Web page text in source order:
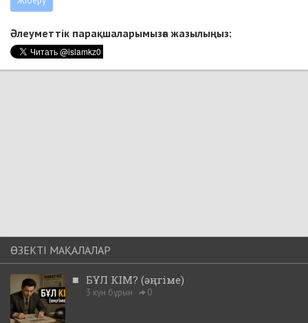
Әлеуметтік парақшаларымызға жазылыңыз:
ӨЗЕКТІ МАҚАЛАЛАР
■ БҰЛ КІМ? (әңгіме)
3 күн бұрын 0